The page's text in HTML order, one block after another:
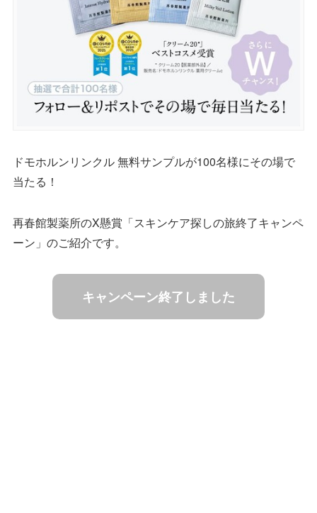
ドモホルンリンクル 無料サンプルが100名様にその場で
当たる！
再春館製薬所のX懸賞「スキンケア探しの旅終了キャンペ
ーン」のご紹介です。
キャンペーン終了しました